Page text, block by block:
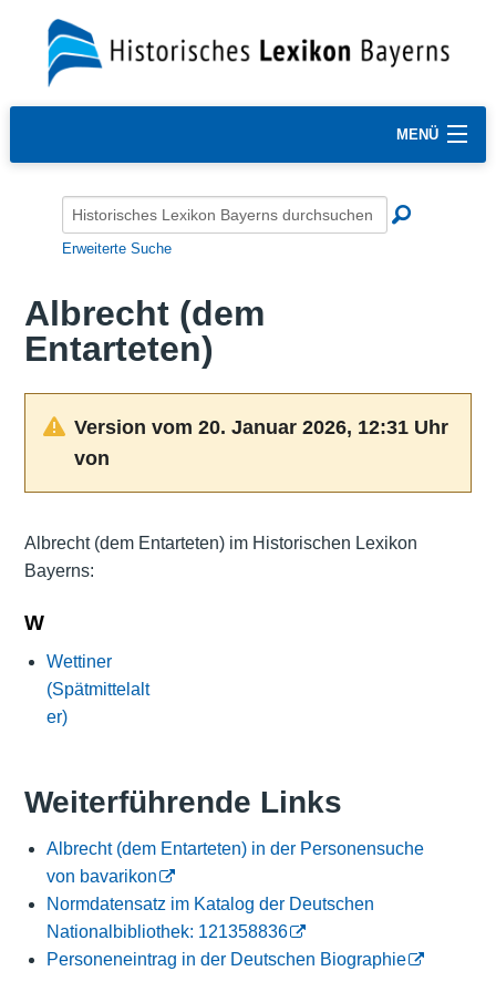
MENÜ
Erweiterte Suche
Albrecht (dem
Entarteten)
Version vom 20. Januar 2026, 12:31 Uhr
von
Albrecht (dem Entarteten) im Historischen Lexikon
Bayerns:
W
Wettiner
(Spätmittelalt
er)
Weiterführende Links
Albrecht (dem Entarteten) in der Personensuche
von bavarikon
Normdatensatz im Katalog der Deutschen
Nationalbibliothek: 121358836
Personeneintrag in der Deutschen Biographie